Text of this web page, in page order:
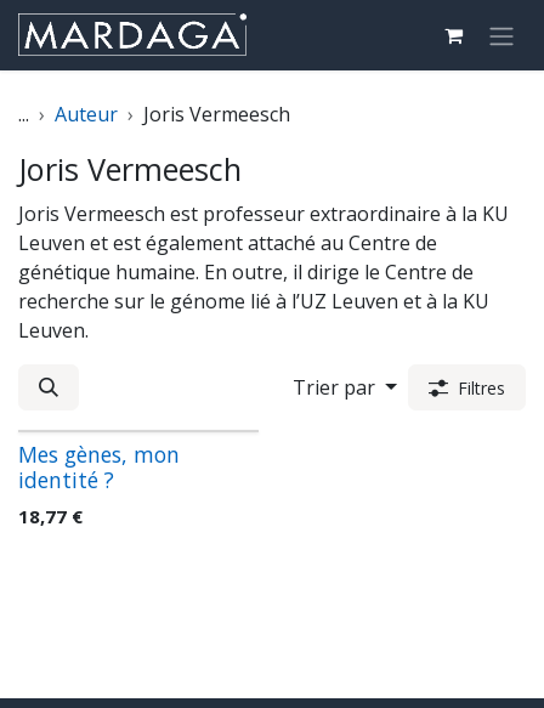
Se rendre au contenu
... Auteur Joris Vermeesch
Joris Vermeesch
Joris Vermeesch est professeur extraordinaire à la KU
Leuven et est également attaché au Centre de
génétique humaine. En outre, il dirige le Centre de
recherche sur le génome lié à l’UZ Leuven et à la KU
Leuven.
Trier par Filtres
Mes gènes, mon
identité ?
18,77 €